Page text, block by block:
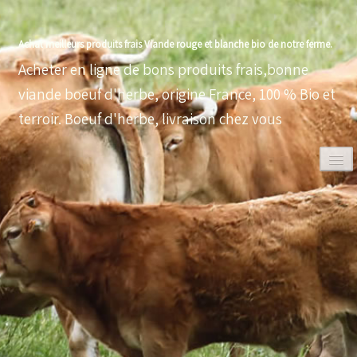
Achat meilleurs produits frais Viande rouge et blanche bio de notre ferme.
Acheter en ligne de bons produits frais,bonne
viande boeuf d'herbe, origine France, 100 % Bio et
terroir. Boeuf d'herbe, livraison chez vous
0
ACCUEIL
VOLAILLES BIO